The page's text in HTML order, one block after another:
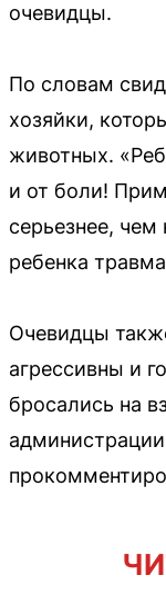
очевидцы.
По словам
хозяйки,
животных.
и от боли!
серьезнее,
ребенка
Очевидцы
агрессивны и
бросались на